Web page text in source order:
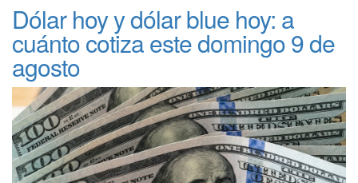
Dólar hoy y dólar blue hoy: a
cuánto cotiza este domingo 9 de
agosto